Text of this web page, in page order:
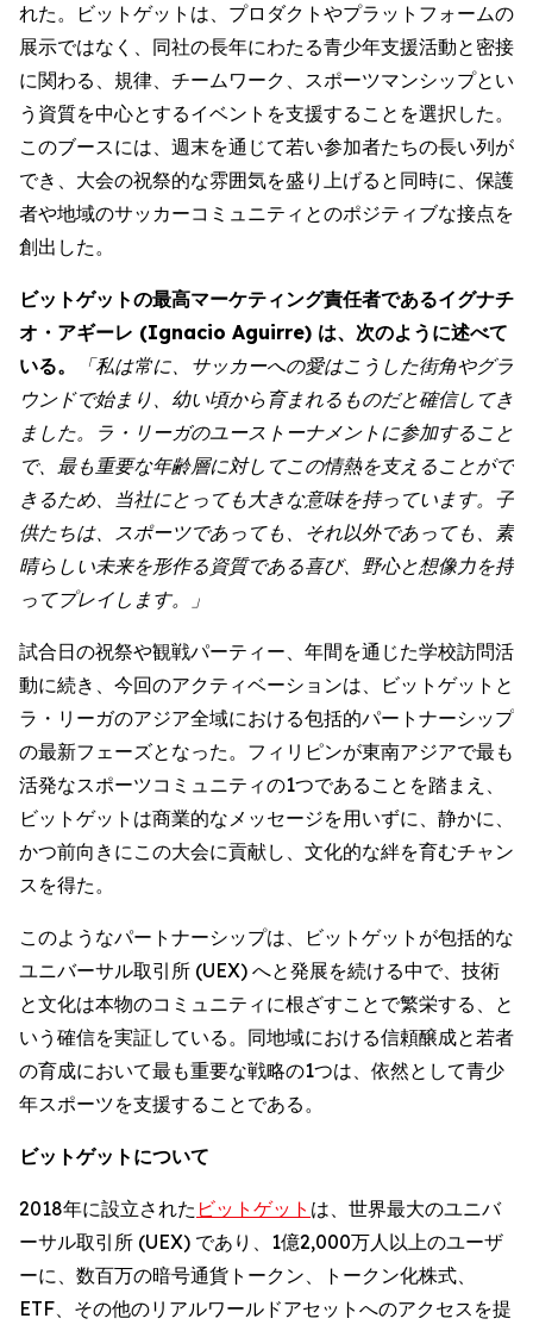
れた。ビットゲットは、プロダクトやプラットフォームの
展示ではなく、同社の長年にわたる青少年支援活動と密接
に関わる、規律、チームワーク、スポーツマンシップとい
う資質を中心とするイベントを支援することを選択した。
このブースには、週末を通じて若い参加者たちの長い列が
でき、大会の祝祭的な雰囲気を盛り上げると同時に、保護
者や地域のサッカーコミュニティとのポジティブな接点を
創出した。
ビットゲットの最高マーケティング責任者であるイグナチ
オ・アギーレ (Ignacio Aguirre) は、次のように述べて
いる。
「私は常に、サッカーへの愛はこうした街角やグラ
ウンドで始まり、幼い頃から育まれるものだと確信してき
ました。ラ・リーガのユーストーナメントに参加すること
で、最も重要な年齢層に対してこの情熱を支えることがで
きるため、当社にとっても大きな意味を持っています。子
供たちは、スポーツであっても、それ以外であっても、素
晴らしい未来を形作る資質である喜び、野心と想像力を持
ってプレイします。」
試合日の祝祭や観戦パーティー、年間を通じた学校訪問活
動に続き、今回のアクティベーションは、ビットゲットと
ラ・リーガのアジア全域における包括的パートナーシップ
の最新フェーズとなった。フィリピンが東南アジアで最も
活発なスポーツコミュニティの1つであることを踏まえ、
ビットゲットは商業的なメッセージを用いずに、静かに、
かつ前向きにこの大会に貢献し、文化的な絆を育むチャン
スを得た。
このようなパートナーシップは、ビットゲットが包括的な
ユニバーサル取引所 (UEX) へと発展を続ける中で、技術
と文化は本物のコミュニティに根ざすことで繁栄する、と
いう確信を実証している。同地域における信頼醸成と若者
の育成において最も重要な戦略の1つは、依然として青少
年スポーツを支援することである。
ビットゲットについて
2018年に設立された ビットゲット は、世界最大のユニバ
ーサル取引所 (UEX) であり、1億2,000万人以上のユーザ
ーに、数百万の暗号通貨トークン、トークン化株式、
ETF、その他のリアルワールドアセットへのアクセスを提